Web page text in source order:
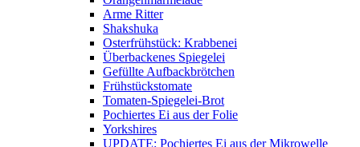
Arme Ritter
Shakshuka
Osterfrühstück: Krabbenei
Überbackenes Spiegelei
Gefüllte Aufbackbrötchen
Frühstückstomate
Tomaten-Spiegelei-Brot
Pochiertes Ei aus der Folie
Yorkshires
UPDATE: Pochiertes Ei aus der Mikrowelle